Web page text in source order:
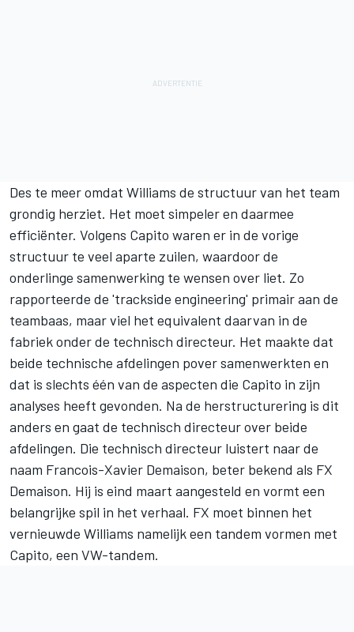
Des te meer omdat Williams de structuur van het team
grondig herziet. Het moet simpeler en daarmee
efficiënter. Volgens Capito waren er in de vorige
structuur te veel aparte zuilen, waardoor de
onderlinge samenwerking te wensen over liet. Zo
rapporteerde de 'trackside engineering' primair aan de
teambaas, maar viel het equivalent daarvan in de
fabriek onder de technisch directeur. Het maakte dat
beide technische afdelingen pover samenwerkten en
dat is slechts één van de aspecten die Capito in zijn
analyses heeft gevonden. Na de herstructurering is dit
anders en gaat de technisch directeur over beide
afdelingen. Die technisch directeur luistert naar de
naam Francois-Xavier Demaison, beter bekend als FX
Demaison. Hij is eind maart aangesteld en vormt een
belangrijke spil in het verhaal. FX moet binnen het
vernieuwde Williams namelijk een tandem vormen met
Capito, een VW-tandem.